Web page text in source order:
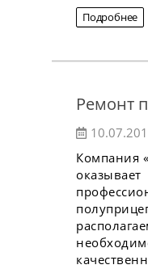
Подробнее
Ремонт
Компания
оказывает